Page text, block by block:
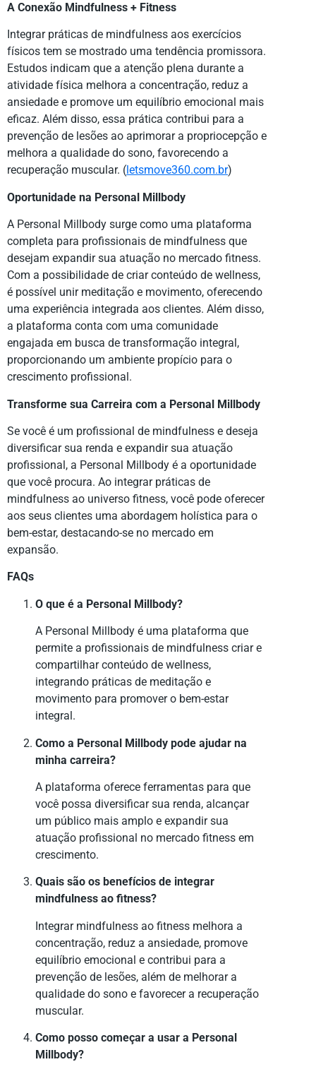
A Conexão Mindfulness + Fitness
Integrar práticas de mindfulness aos exercícios
físicos tem se mostrado uma tendência promissora.
Estudos indicam que a atenção plena durante a
atividade física melhora a concentração, reduz a
ansiedade e promove um equilíbrio emocional mais
eficaz. Além disso, essa prática contribui para a
prevenção de lesões ao aprimorar a propriocepção e
melhora a qualidade do sono, favorecendo a
recuperação muscular. ( letsmove360.com.br)
Oportunidade na Personal Millbody
A Personal Millbody surge como uma plataforma
completa para profissionais de mindfulness que
desejam expandir sua atuação no mercado fitness.
Com a possibilidade de criar conteúdo de wellness,
é possível unir meditação e movimento, oferecendo
uma experiência integrada aos clientes. Além disso,
a plataforma conta com uma comunidade
engajada em busca de transformação integral,
proporcionando um ambiente propício para o
crescimento profissional.
Transforme sua Carreira com a Personal Millbody
Se você é um profissional de mindfulness e deseja
diversificar sua renda e expandir sua atuação
profissional, a Personal Millbody é a oportunidade
que você procura. Ao integrar práticas de
mindfulness ao universo fitness, você pode oferecer
aos seus clientes uma abordagem holística para o
bem-estar, destacando-se no mercado em
expansão.
FAQs
O que é a Personal Millbody?
A Personal Millbody é uma plataforma que
permite a profissionais de mindfulness criar e
compartilhar conteúdo de wellness,
integrando práticas de meditação e
movimento para promover o bem-estar
integral.
Como a Personal Millbody pode ajudar na
minha carreira?
A plataforma oferece ferramentas para que
você possa diversificar sua renda, alcançar
um público mais amplo e expandir sua
atuação profissional no mercado fitness em
crescimento.
Quais são os benefícios de integrar
mindfulness ao fitness?
Integrar mindfulness ao fitness melhora a
concentração, reduz a ansiedade, promove
equilíbrio emocional e contribui para a
prevenção de lesões, além de melhorar a
qualidade do sono e favorecer a recuperação
muscular.
Como posso começar a usar a Personal
Millbody?